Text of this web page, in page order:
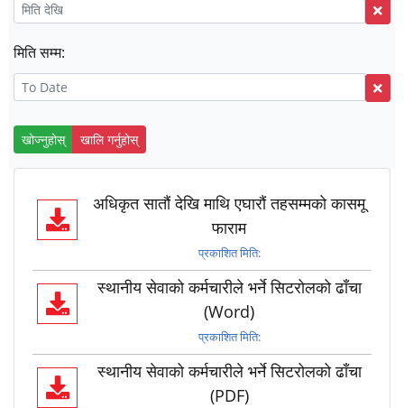
मिति सम्म:
खोज्नुहोस् खालि गर्नुहोस्
अधिकृत सातौं देखि माथि एघारौं तहसम्मको कासमू
फाराम
प्रकाशित मिति:
स्थानीय सेवाको कर्मचारीले भर्ने सिटरोलको ढाँचा
(Word)
प्रकाशित मिति:
स्थानीय सेवाको कर्मचारीले भर्ने सिटरोलको ढाँचा
(PDF)